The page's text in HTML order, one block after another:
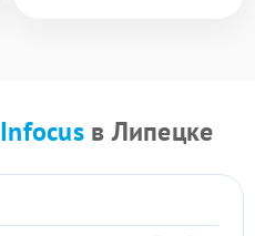
Infocusв Липецке